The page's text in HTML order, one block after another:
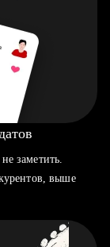
заметить.
выше